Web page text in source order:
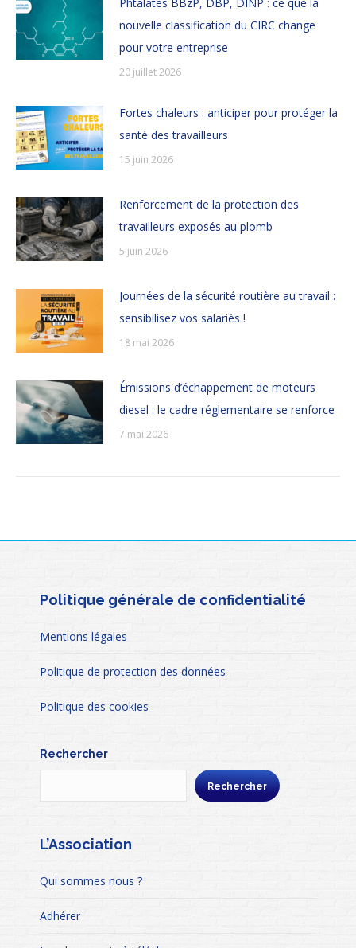
Phtalates BBzP, DBP, DINP : ce que la
nouvelle classification du CIRC change
pour votre entreprise
20 juillet 2026
Fortes chaleurs : anticiper pour protéger la
santé des travailleurs
15 juin 2026
Renforcement de la protection des
travailleurs exposés au plomb
5 juin 2026
Journées de la sécurité routière au travail :
sensibilisez vos salariés !
18 mai 2026
Émissions d’échappement de moteurs
diesel : le cadre réglementaire se renforce
7 mai 2026
Politique générale de confidentialité
Mentions légales
Politique de protection des données
Politique des cookies
Rechercher
Rechercher
L’Association
Qui sommes nous ?
Adhérer